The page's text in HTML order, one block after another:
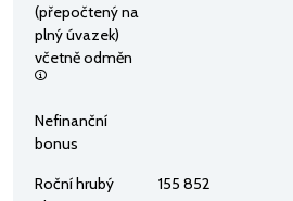
(přepočtený na
plný úvazek)
včetně odměn
Nefinanční
bonus
Roční hrubý
155 852